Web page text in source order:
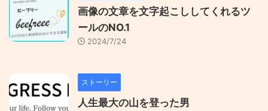
画像の文章を文字起こししてくれるツ
ールのNO.1
2024/7/24
ストーリー
人生最大の山を登った男